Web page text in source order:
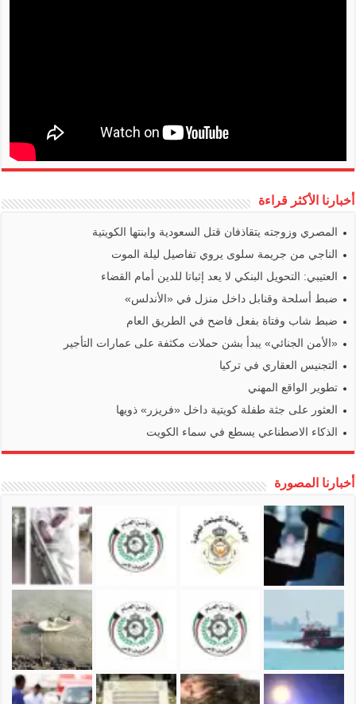
أخبارنا الأكثر قراءة
المصري وزوجته يتقاذفان قتل السعودية وابنتها الكويتية
الناجي من جريمة سلوى يروي تفاصيل ليلة الموت
العتيبي: التحويل البنكي لا يعد إثباتا للدين أمام القضاء
ضبط أسلحة وقنابل داخل منزل في «الأندلس»
ضبط شاب وفتاة بفعل فاضح في الطريق العام
«الأمن الجنائي» يبدأ بشن حملات مكثفة على عمارات التأجير
التجنيس العقاري في تركيا
تطوير الواقع المهني
العثور على جثة طفلة كويتية داخل «فريزر» ذويها
الذكاء الاصطناعي يسطع في سماء الكويت
أخبارنا المصورة